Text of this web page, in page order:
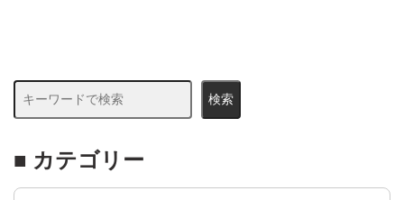
検索
■ カテゴリー